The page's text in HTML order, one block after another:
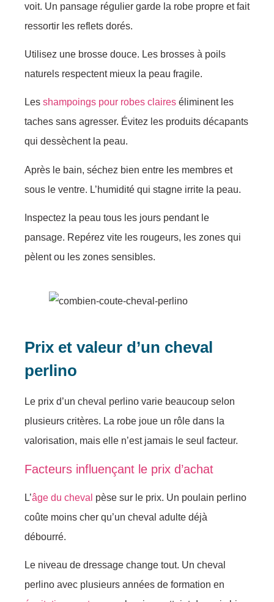
voit. Un pansage régulier garde la robe propre et fait
ressortir les reflets dorés.
Utilisez une brosse douce. Les brosses à poils
naturels respectent mieux la peau fragile.
Les shampoings pour robes claires éliminent les
taches sans agresser. Évitez les produits décapants
qui dessèchent la peau.
Après le bain, séchez bien entre les membres et
sous le ventre. L’humidité qui stagne irrite la peau.
Inspectez la peau tous les jours pendant le
pansage. Repérez vite les rougeurs, les zones qui
pèlent ou les zones sensibles.
Prix et valeur d’un cheval
perlino
Le prix d’un cheval perlino varie beaucoup selon
plusieurs critères. La robe joue un rôle dans la
valorisation, mais elle n’est jamais le seul facteur.
Facteurs influençant le prix d’achat
L’âge du cheval pèse sur le prix. Un poulain perlino
coûte moins cher qu’un cheval adulte déjà
débourré.
Le niveau de dressage change tout. Un cheval
perlino avec plusieurs années de formation en